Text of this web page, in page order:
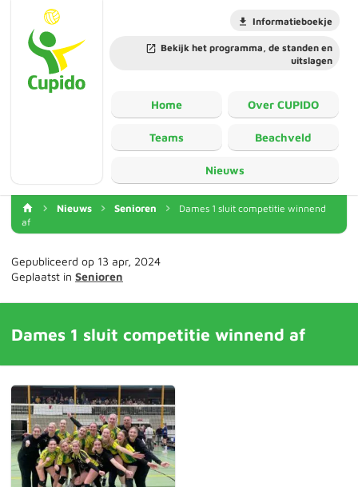
Informatieboekje
Bekijk het programma, de standen en
uitslagen
Home Over CUPIDO
Teams Beachveld
Nieuws
Nieuws Senioren
Dames 1 sluit competitie winnend
af
Gepubliceerd op 13 apr, 2024
Geplaatst in Senioren
Dames 1 sluit competitie winnend af